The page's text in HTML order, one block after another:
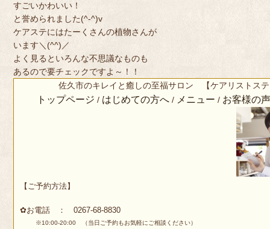
すごいかわいい！
と誉められました(^-^)v
ケアステにはたーくさんの植物さんが
います＼(^^)／
よく見るといろんな不思議なものも
あるので要チェックですよ～！！
佐久市のキレイと癒しの至福サロン 【ケアリストス
トップページ / はじめての方へ / メニュー / お客様の
【ご予約方法】
✿お電話 ： 0267-68-8830
※10:00-20:00 （当日ご予約もお気軽にご相談ください）